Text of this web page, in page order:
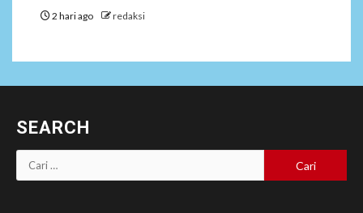
2 hari ago redaksi
SEARCH
Cari
untuk: